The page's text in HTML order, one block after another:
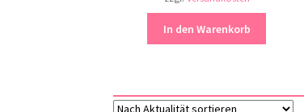
In den Warenkorb